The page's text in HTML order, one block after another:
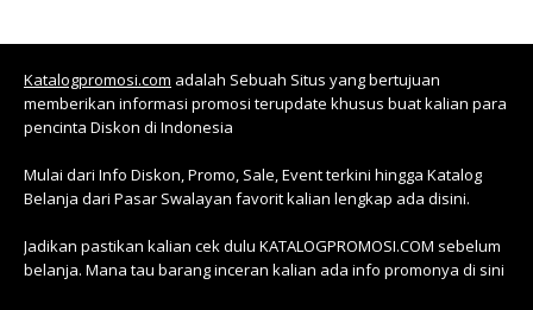
Katalogpromosi.com adalah Sebuah Situs yang bertujuan
memberikan informasi promosi terupdate khusus buat kalian para
pencinta Diskon di Indonesia
Mulai dari Info Diskon, Promo, Sale, Event terkini hingga Katalog
Belanja dari Pasar Swalayan favorit kalian lengkap ada disini.
Jadikan pastikan kalian cek dulu KATALOGPROMOSI.COM sebelum
belanja. Mana tau barang inceran kalian ada info promonya di sini